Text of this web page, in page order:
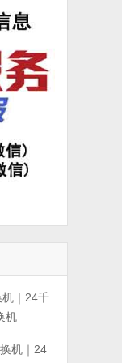
｜24千
机
机｜24